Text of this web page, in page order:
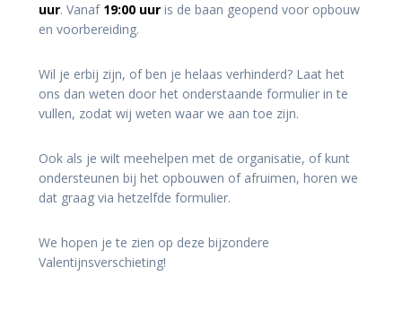
uur. Vanaf 19:00 uur is de baan geopend voor opbouw
en voorbereiding.
Wil je erbij zijn, of ben je helaas verhinderd? Laat het
ons dan weten door het onderstaande formulier in te
vullen, zodat wij weten waar we aan toe zijn.
Ook als je wilt meehelpen met de organisatie, of kunt
ondersteunen bij het opbouwen of afruimen, horen we
dat graag via hetzelfde formulier.
We hopen je te zien op deze bijzondere
Valentijnsverschieting!